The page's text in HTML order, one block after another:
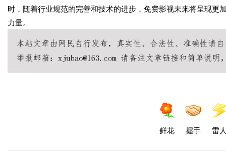
时，随着行业规范的完善和技术的进步，免费影视未来将呈现
力量。
鲜花 握手 雷